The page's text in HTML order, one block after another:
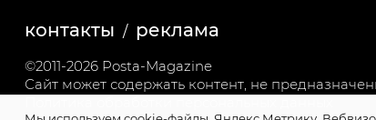
контакты реклама
©2011-2026 Posta-Magazine
Сайт может содержать контент, не